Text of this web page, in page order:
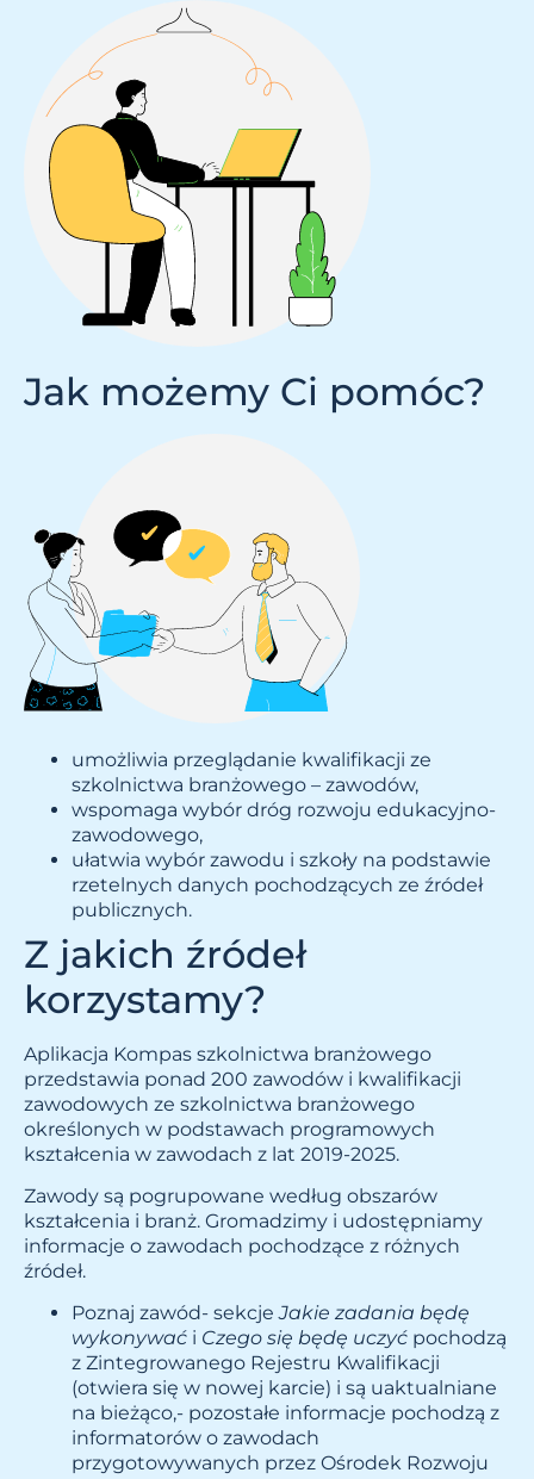
Jak możemy Ci pomóc?
umożliwia przeglądanie kwalifikacji ze
szkolnictwa branżowego – zawodów,
wspomaga wybór dróg rozwoju edukacyjno-
zawodowego,
ułatwia wybór zawodu i szkoły na podstawie
rzetelnych danych pochodzących ze źródeł
publicznych.
Z jakich źródeł
korzystamy?
Aplikacja Kompas szkolnictwa branżowego
przedstawia ponad 200 zawodów i kwalifikacji
zawodowych ze szkolnictwa branżowego
określonych w podstawach programowych
kształcenia w zawodach z lat 2019-2025.
Zawody są pogrupowane według obszarów
kształcenia i branż. Gromadzimy i udostępniamy
informacje o zawodach pochodzące z różnych
źródeł.
Poznaj zawód- sekcjeJakie zadania będę
wykonywać i Czego się będę uczyć pochodzą
z Zintegrowanego Rejestru Kwalifikacji
(otwiera się w nowej karcie) i są uaktualniane
na bieżąco,- pozostałe informacje pochodzą z
informatorów o zawodach
przygotowywanych przez Ośrodek Rozwoju